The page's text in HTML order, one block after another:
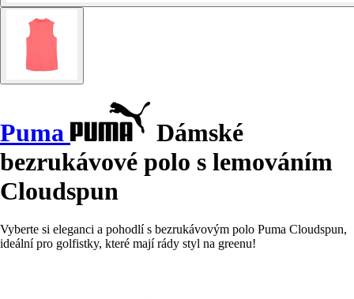
Puma
Dámské
bezrukávové polo s lemováním
Cloudspun
Vyberte si eleganci a pohodlí s bezrukávovým polo Puma Cloudspun,
ideální pro golfistky, které mají rády styl na greenu!